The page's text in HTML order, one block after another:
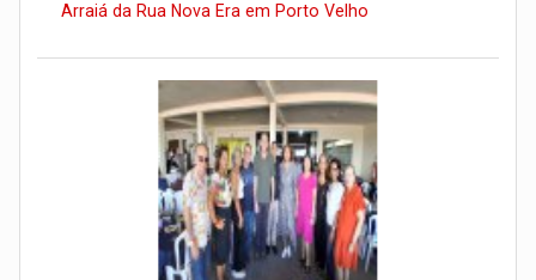
Arraiá da Rua Nova Era em Porto Velho